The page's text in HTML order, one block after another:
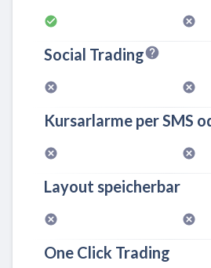
Social Trading
Kursarlarme per SMS
Layout speicherbar
One Click Trading